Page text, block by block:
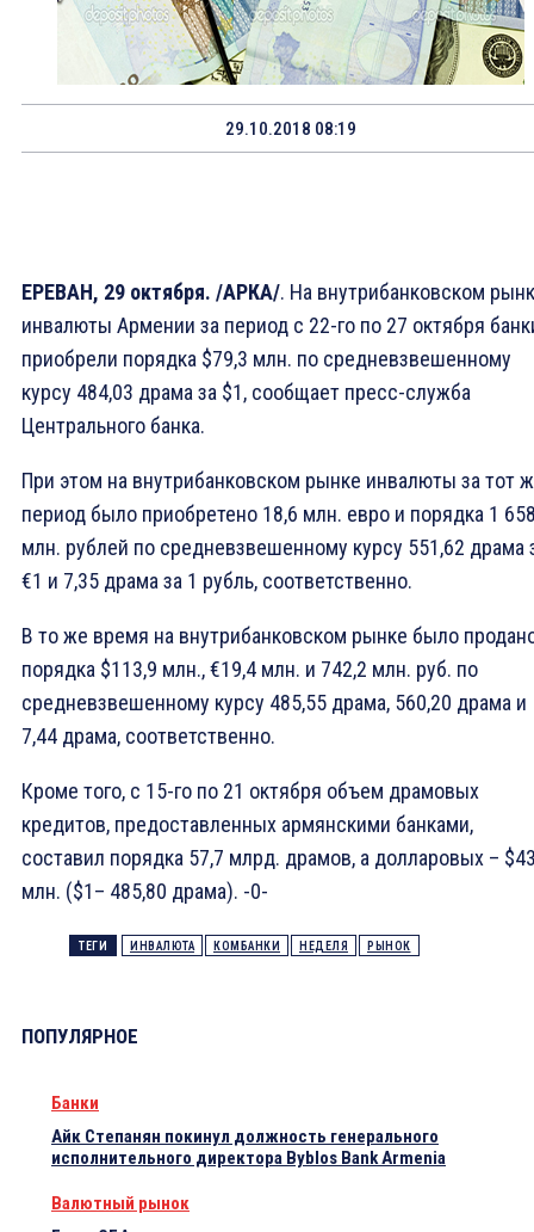
29.10.2018 08:19
ЕРЕВАН, 29 октября. /АРКА/. На внутрибанковском
инвалюты Армении за период с 22-го по 27 октября
приобрели порядка $79,3 млн. по средневзвешенному
курсу 484,03 драма за $1, сообщает пресс-служба
Центрального банка.
При этом на внутрибанковском рынке инвалюты за тот
период было приобретено 18,6 млн. евро и порядка 1
млн. рублей по средневзвешенному курсу 551,62 драма
€1 и 7,35 драма за 1 рубль, соответственно.
В то же время на внутрибанковском рынке было
порядка $113,9 млн., €19,4 млн. и 742,2 млн. руб. по
средневзвешенному курсу 485,55 драма, 560,20 драма и
7,44 драма, соответственно.
Кроме того, с 15-го по 21 октября объем драмовых
кредитов, предоставленных армянскими банками,
составил порядка 57,7 млрд. драмов, а долларовых –
млн. ($1– 485,80 драма). -0-
ТЕГИ ИНВАЛЮТА КОМБАНКИ НЕДЕЛЯ РЫНОК
ПОПУЛЯРНОЕ
Банки
Айк Степанян покинул должность генерального
исполнительного директора Byblos Bank Armenia
Валютный рынок